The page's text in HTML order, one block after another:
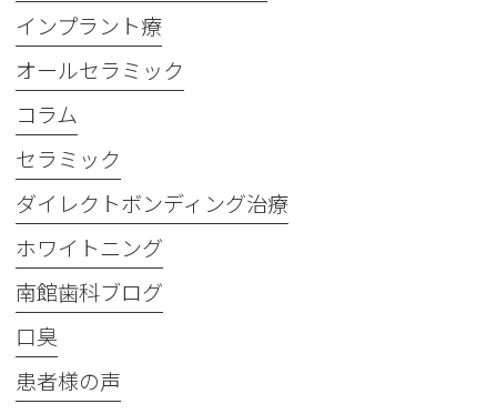
インプラント療
オールセラミック
コラム
セラミック
ダイレクトボンディング治療
ホワイトニング
南館歯科ブログ
口臭
患者様の声